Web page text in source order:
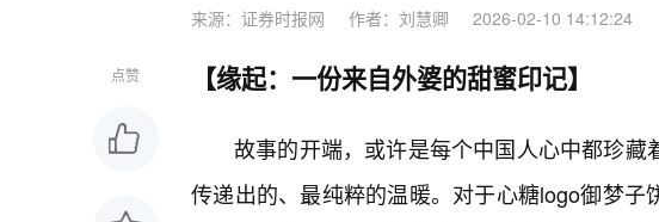
来源：证券时报网 作者：刘慧卿 2026-02-10 14:12:24
点赞 【缘起：一份来自外婆的甜蜜印记】
故事的开端，或许是每个中国人心中都珍
传递出的、最纯粹的温暖。对于心糖logo御梦